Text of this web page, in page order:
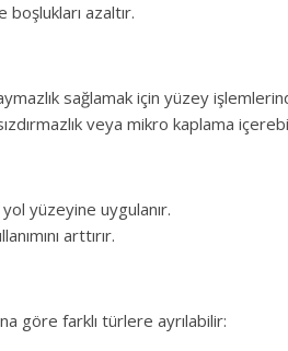
boşlukları azaltır.
sağlamak için yüzey
veya mikro kaplama
yüzeyine uygulanır.
arttırır.
göre farklı türlere ayrılabilir: